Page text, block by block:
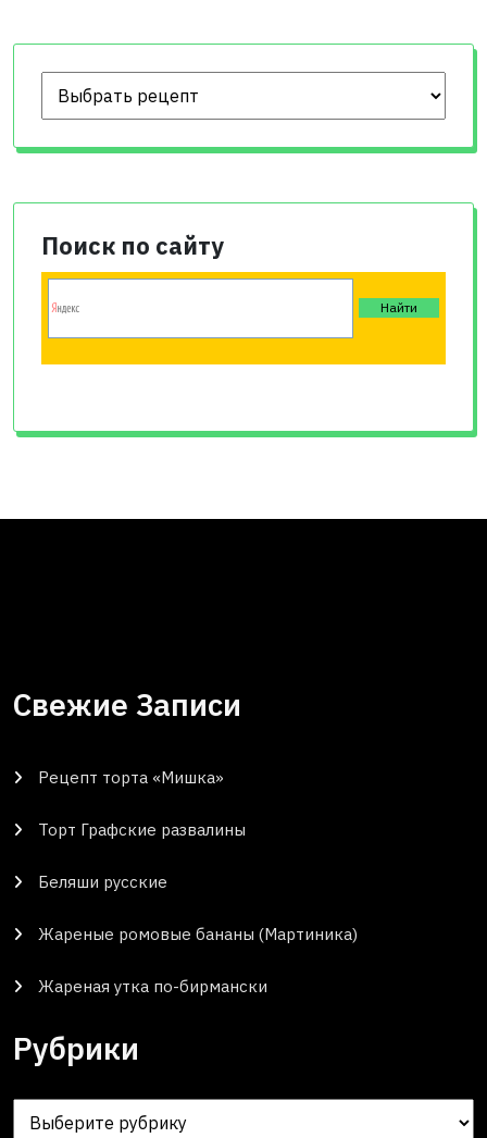
Поиск по сайту
Свежие Записи
Рецепт торта «Мишка»
Торт Графские развалины
Беляши русские
Жареные ромовые бананы (Мартиника)
Жареная утка по-бирмански
Рубрики
Рубрики